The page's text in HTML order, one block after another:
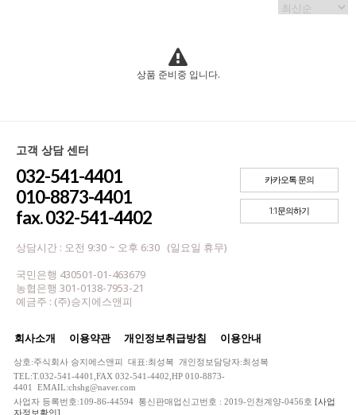
상품 준비중 입니다.
고객 상담 센터
032-541-4401
010-8873-4401
fax. 032-541-4402
상담시간 : 오전 9:30 ~ 오후 6:30 (일요일 휴무)
국민은행 430501-01-463679
농협은행 301-0138-7953-21
예금주 : (주)승지에스앤피
카카오톡 문의
1:1문의하기
회사소개 이용약관 개인정보취급방침 이용안내
상호:주식회사 승지에스앤피 대표:최성복 개인정보담당자:최성복
TEL:T.032-541-4401,FAX 032-541-4402,HP 010-8873-
4401 EMAIL:chshg@naver.com
사업자 등록번호:109-86-44594 통신판매업신고번호 : 2019-인천계양-0456호 [사업
자정보확인]